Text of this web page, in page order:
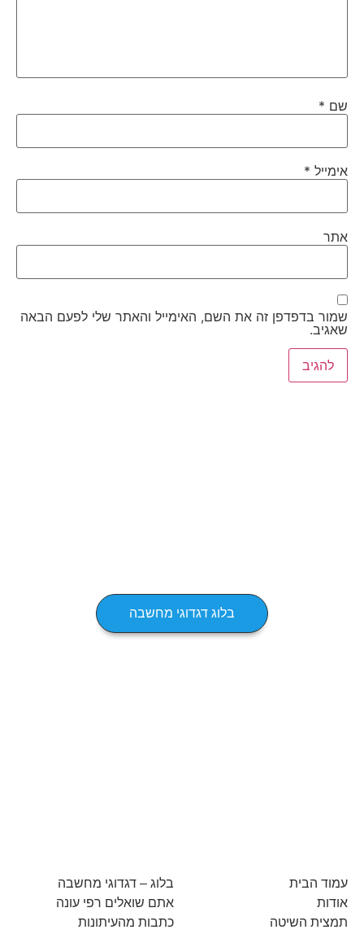
שם *
אימייל *
אתר
שמור בדפדפן זה את השם, האימייל והאתר שלי לפעם הבאה
שאגיב.
בלוג דגדוגי מחשבה
עמוד הבית
אודות
תמצית השיטה
בלוג – דגדוגי מחשבה
אתם שואלים רפי עונה
כתבות מהעיתונות